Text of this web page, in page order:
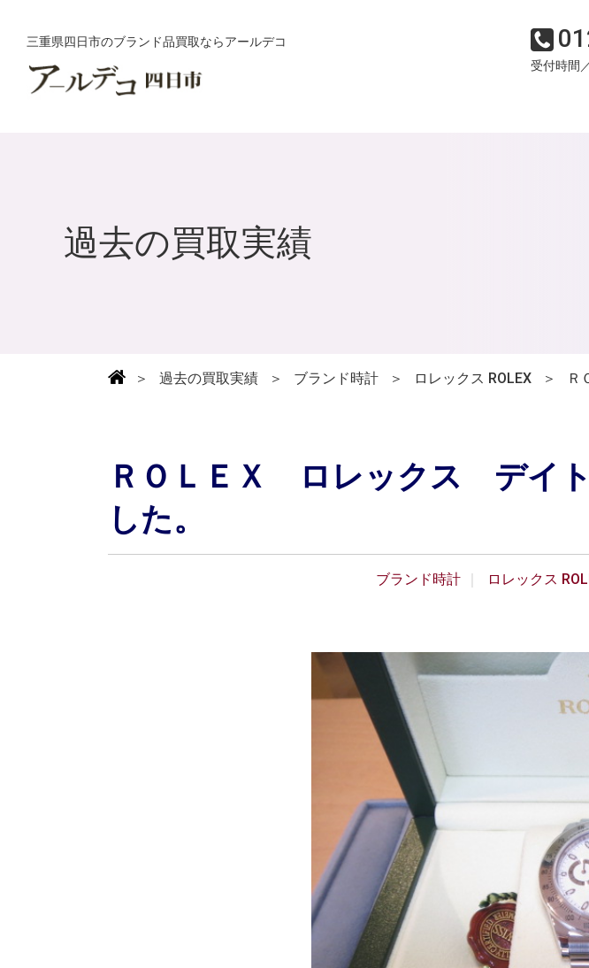
三重県四日市のブランド品買取ならアールデコ
受付時間
過去の買取実績
＞ 過去の買取実績 ＞ ブランド時計 ＞ ロレックス ROLEX ＞ Ｒ
ＲＯＬＥＸ ロレックス デイ
した。
ブランド時計 ロレックス